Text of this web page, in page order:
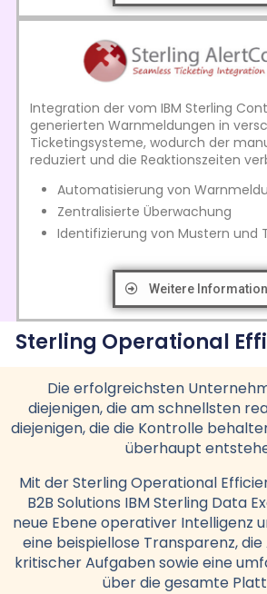
Integration der vom IBM Sterling
generierten Warnmeldungen in
Ticketingsysteme, wodurch der
reduziert und die Reaktionszeiten
Automatisierung von
Zentralisierte Überwachung
Identifizierung von Mustern und
Weitere
Sterling Operational
Die erfolgreichsten
diejenigen, die am schnellsten
diejenigen, die die Kontrolle
überhaupt
Mit der Sterling Operational
B2B Solutions IBM Sterling Data
neue Ebene operativer Intelligenz
eine beispiellose Transparenz,
kritischer Aufgaben sowie eine
über die gesamte